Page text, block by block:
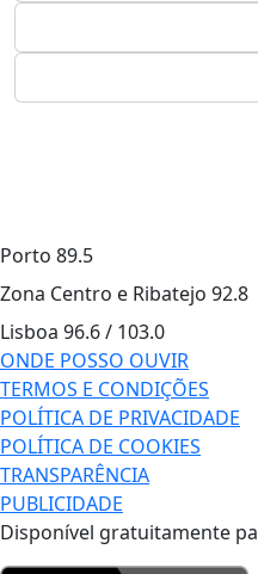
Porto 89.5
Zona Centro e Ribatejo 92.8
Lisboa 96.6 / 103.0
ONDE POSSO OUVIR
TERMOS E CONDIÇÕES
POLÍTICA DE PRIVACIDADE
POLÍTICA DE COOKIES
TRANSPARÊNCIA
PUBLICIDADE
Disponível gratuitamente